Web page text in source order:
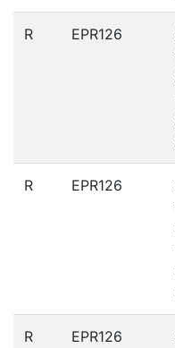
R EPR126
R EPR126
R EPR126